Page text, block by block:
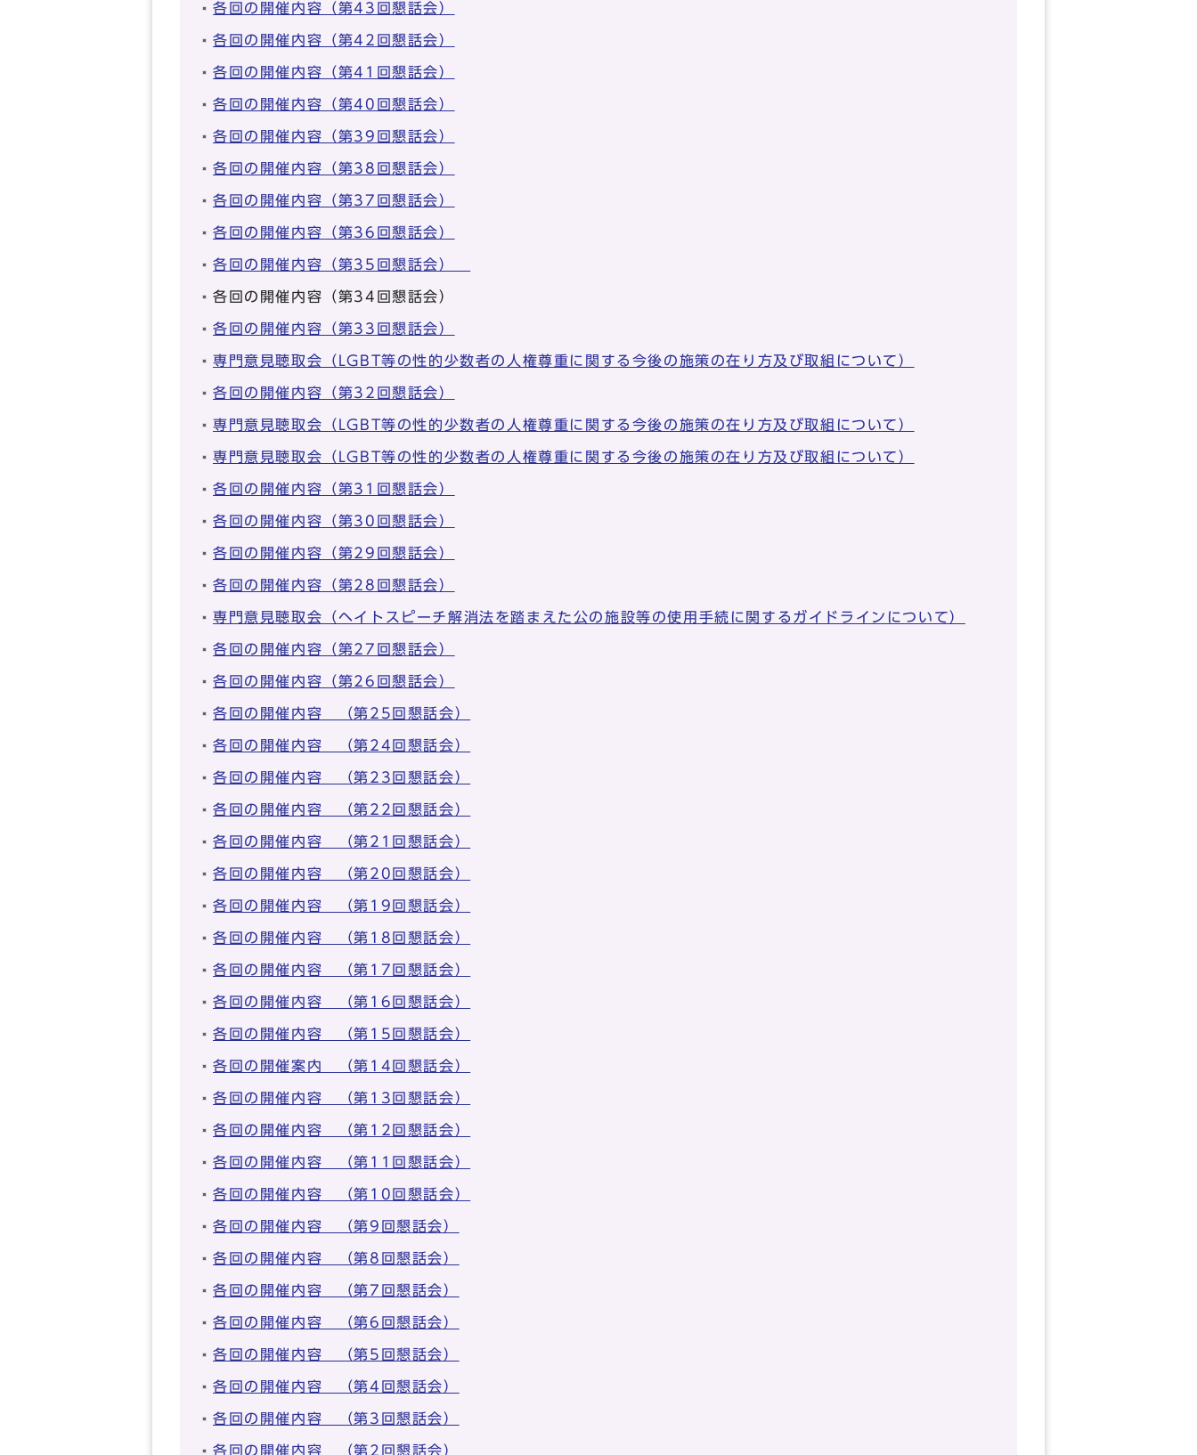
各回の開催内容（第43回懇話会）
各回の開催内容（第42回懇話会）
各回の開催内容（第41回懇話会）
各回の開催内容（第40回懇話会）
各回の開催内容（第39回懇話会）
各回の開催内容（第38回懇話会）
各回の開催内容（第37回懇話会）
各回の開催内容（第36回懇話会）
各回の開催内容（第35回懇話会）
各回の開催内容（第34回懇話会）
各回の開催内容（第33回懇話会）
専門意見聴取会（LGBT等の性的少数者の人権尊重に関する今後の施策の在り方及び取組について）
各回の開催内容（第32回懇話会）
専門意見聴取会（LGBT等の性的少数者の人権尊重に関する今後の施策の在り方及び取組について）
専門意見聴取会（LGBT等の性的少数者の人権尊重に関する今後の施策の在り方及び取組について）
各回の開催内容（第31回懇話会）
各回の開催内容（第30回懇話会）
各回の開催内容（第29回懇話会）
各回の開催内容（第28回懇話会）
専門意見聴取会（ヘイトスピーチ解消法を踏まえた公の施設等の使用手続に関するガイドラインについて）
各回の開催内容（第27回懇話会）
各回の開催内容（第26回懇話会）
各回の開催内容 （第25回懇話会）
各回の開催内容 （第24回懇話会）
各回の開催内容 （第23回懇話会）
各回の開催内容 （第22回懇話会）
各回の開催内容 （第21回懇話会）
各回の開催内容 （第20回懇話会）
各回の開催内容 （第19回懇話会）
各回の開催内容 （第18回懇話会）
各回の開催内容 （第17回懇話会）
各回の開催内容 （第16回懇話会）
各回の開催内容 （第15回懇話会）
各回の開催案内 （第14回懇話会）
各回の開催内容 （第13回懇話会）
各回の開催内容 （第12回懇話会）
各回の開催内容 （第11回懇話会）
各回の開催内容 （第10回懇話会）
各回の開催内容 （第9回懇話会）
各回の開催内容 （第8回懇話会）
各回の開催内容 （第7回懇話会）
各回の開催内容 （第6回懇話会）
各回の開催内容 （第5回懇話会）
各回の開催内容 （第4回懇話会）
各回の開催内容 （第3回懇話会）
各回の開催内容 （第2回懇話会）